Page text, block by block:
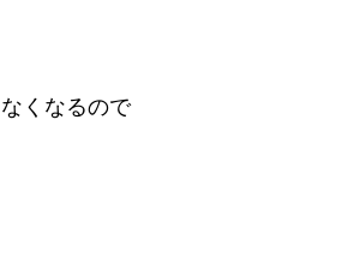
くなるので